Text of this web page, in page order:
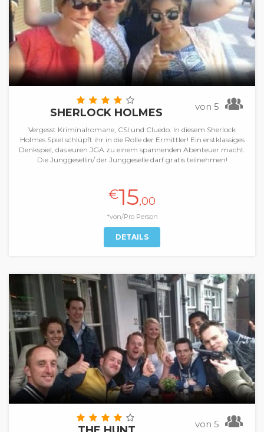
von 5
SHERLOCK HOLMES
Vergesst Kriminalromane, CSI und Cluedo. In diesem Sherlock
Holmes Spiel schlüpft ihr in die Rolle der Ermittler! Ein erstklassiges
Denkspiel, das euren JGA zu einem spannenden Abenteuer macht.
Die Junggesellin/ der Junggeselle darf gratis teilnehmen!
€15,00
*von/Pro Person
DETAILS
von 5